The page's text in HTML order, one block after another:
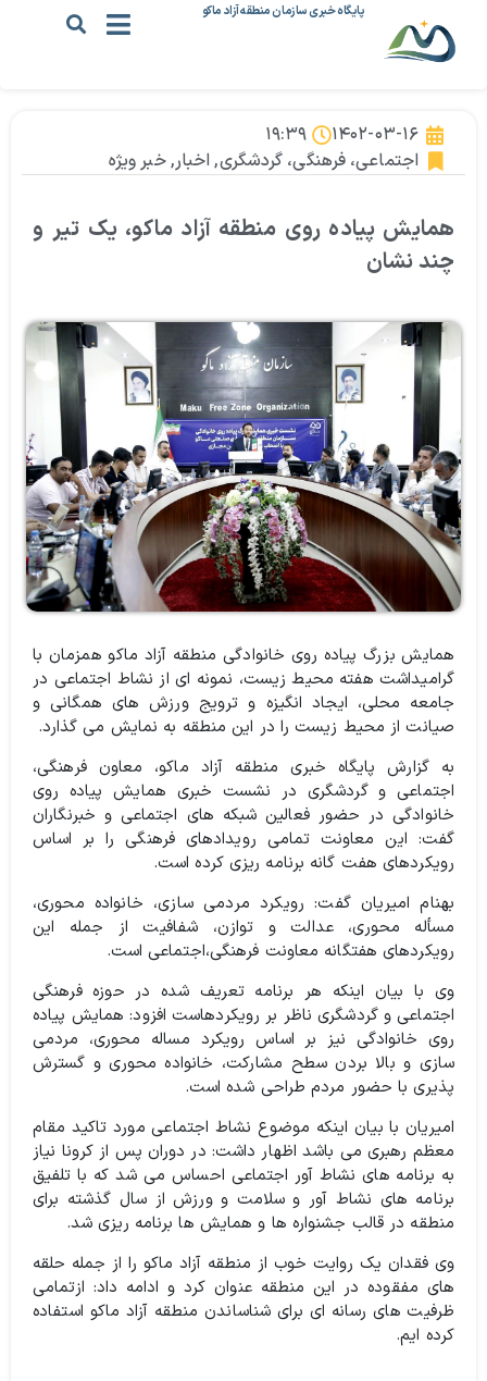
پایگاه خبری سازمان منطقه آزاد ماکو
۱۴۰۲-۰۳-۱۶
۱۹:۳۹
اجتماعی، فرهنگی، گردشگری, اخبار,خبر ویژه
همایش پیاده روی منطقه آزاد ماکو، یک تیر و
چند نشان
همایش بزرگ پیاده روی خانوادگی منطقه آزاد ماکو همزمان با
گرامیداشت هفته محیط زیست، نمونه ای از نشاط اجتماعی در
جامعه محلی، ایجاد انگیزه و ترویج ورزش های همگانی و
صیانت از محیط زیست را در این منطقه به نمایش می گذارد.
به گزارش پایگاه خبری منطقه آزاد ماکو، معاون فرهنگی،
اجتماعی و گردشگری در نشست خبری همایش پیاده روی
خانوادگی در حضور فعالین شبکه های اجتماعی و خبرنگاران
گفت: این معاونت تمامی رویدادهای فرهنگی را بر اساس
رویکردهای هفت گانه برنامه ریزی کرده است.
بهنام امیریان گفت: رویکرد مردمی سازی، خانواده محوری،
مسأله محوری، عدالت و توازن، شفافیت از جمله این
رویکردهای هفتگانه معاونت فرهنگی،‌اجتماعی است.
وی با بیان اینکه هر برنامه تعریف شده در حوزه فرهنگی
اجتماعی و گردشگری ناظر بر رویکردهاست افزود: همایش پیاده
روی خانوادگی نیز بر اساس رویکرد مساله محوری، مردمی
سازی و بالا بردن سطح مشارکت، خانواده محوری و گسترش
پذیری با حضور مردم طراحی شده است.
امیریان با بیان اینکه موضوع نشاط اجتماعی مورد تاکید مقام
معظم رهبری می باشد اظهار داشت: در دوران پس از کرونا نیاز
به برنامه های نشاط آور اجتماعی احساس می شد که با تلفیق
برنامه های نشاط آور و سلامت و ورزش از سال گذشته برای
منطقه در قالب جشنواره ها و همایش ها برنامه ریزی شد.
وی فقدان یک روایت خوب از منطقه آزاد ماکو را از جمله حلقه
های مفقوده در این منطقه عنوان کرد و ادامه داد: ازتمامی
ظرفیت های رسانه ای برای شناساندن منطقه آزاد ماکو استفاده
کرده ایم.